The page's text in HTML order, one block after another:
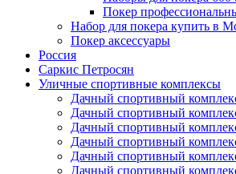
Покер
Набор для покера купить в
Покер аксессуары
Россия
Саркис Петросян
Уличные спортивные комплексы
Дачный спортивный
Дачный спортивный
Дачный спортивный
Дачный спортивный
Дачный спортивный
Дачный спортивный